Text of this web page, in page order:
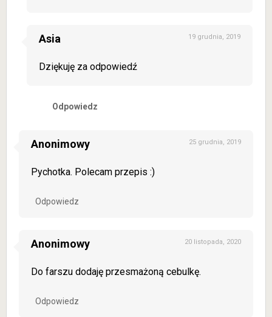
Asia 19 grudnia, 2019
Dziękuję za odpowiedź
Odpowiedz
Anonimowy 25 grudnia, 2019
Pychotka. Polecam przepis :)
Odpowiedz
Anonimowy 20 listopada, 2020
Do farszu dodaję przesmażoną cebulkę.
Odpowiedz